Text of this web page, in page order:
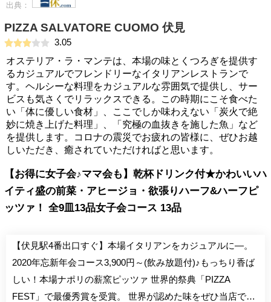
出典：
PIZZA SALVATORE CUOMO 伏見
3.05
オステリア・ラ・マンテは、本場の味とくつろぎを提供す
るカジュアルでフレンドリーなイタリアンレストランで
す。ヘルシーな料理をカジュアルな雰囲気で提供し、サー
ビスも気さくでリラックスできる。この時期にこそ食べた
い「体に優しい食材」、ここでしか味わえない「炭火で絶
妙に焼き上げた料理」、「究極の血抜きを施した魚」など
を提供します。コロナの震災でお疲れの皆様に、ぜひお越
しいただき、癒されていただければと思います。
【お得に女子会♪ママ会も】乾杯ドリンク付★かわいいハ
イティ盛の前菜・アヒージョ・欲張りハーフ&ハーフピ
ッツァ！ 全9皿13品女子会コース 13品
【伏見駅4番出口すぐ】本場イタリアンをカジュアルに―。
2020年忘新年会コース3,900円～(飲み放題付)♪もっちり香ば
しい！本場ナポリの薪窯ピッツァ 世界的祭典「PIZZA
FEST」で最優秀賞を受賞。 世界が認めた味をぜひ当店で！